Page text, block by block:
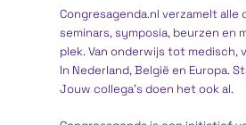
Congresagenda.nl verzamelt
seminars, symposia, beurzen en
plek. Van onderwijs tot medisch,
In Nederland, België en Europa.
Jouw collega’s doen het ook al.